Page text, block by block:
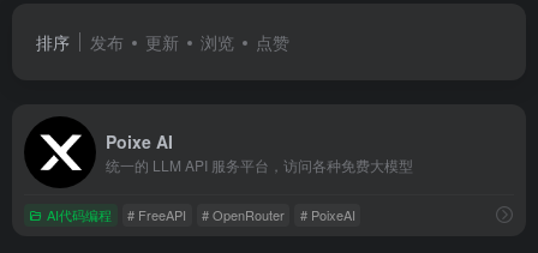
排序 发布 更新 浏览 点赞
Poixe AI
统一的 LLM API 服务平台，访问各种免费大模型
AI代码编程 # FreeAPI # OpenRouter # PoixeAI